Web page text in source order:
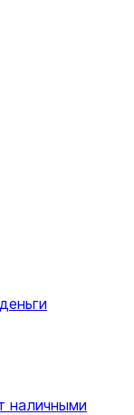
наличными